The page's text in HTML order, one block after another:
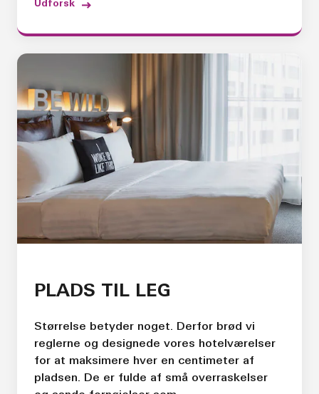
Udforsk
PLADS TIL LEG
Størrelse betyder noget. Derfor brød vi
reglerne og designede vores hotelværelser
for at maksimere hver en centimeter af
pladsen. De er fulde af små overraskelser